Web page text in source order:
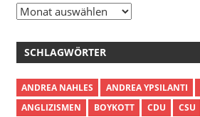
Archiv
SCHLAGWÖRTER
ANDREA NAHLES ANDREA YPSILANTI
ANGLIZISMEN
BOYKOTT CDU CSU